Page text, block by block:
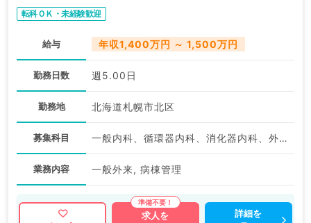
転科ＯＫ・未経験歓迎
給与 年収1,400万円 ～ 1,500万円
勤務日数 週5.00日
勤務地 北海道札幌市北区
募集科目 一般内科、循環器内科、消化器内科、外科系全般、一般外科、消化器外科
業務内容 一般外来, 病棟管理
求人を
詳細を